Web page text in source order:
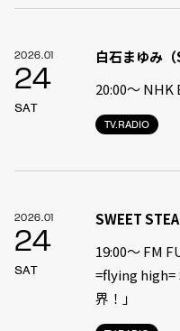
2026.01
24
SAT
TV.RADIO
白石まゆみ（
20:00〜 NHK
2026.01
24
SAT
SWEET
19:00〜 FM
=flying high=
界！」